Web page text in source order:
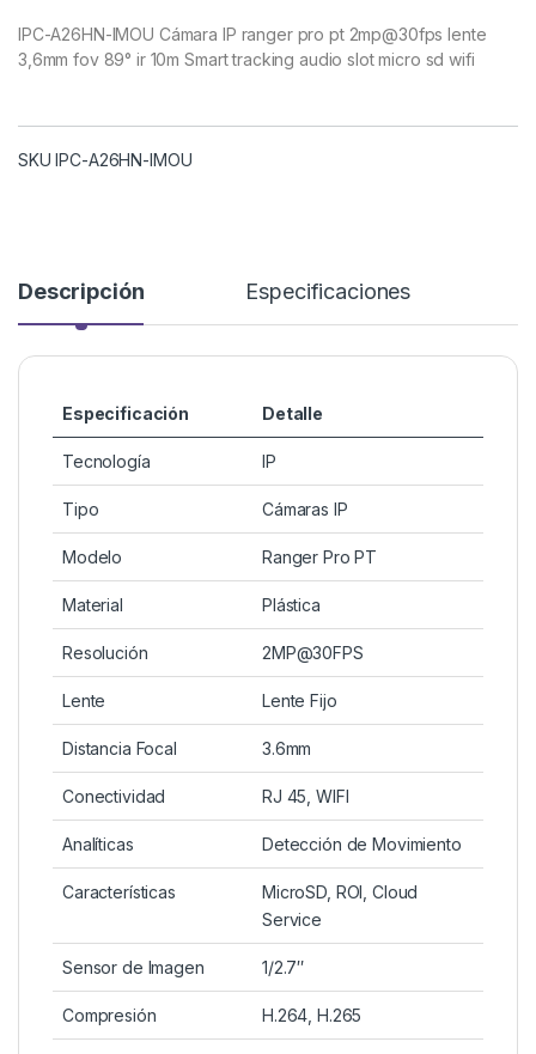
IPC-A26HN-IMOU Cámara IP ranger pro pt 2mp@30fps lente
3,6mm fov 89° ir 10m Smart tracking audio slot micro sd wifi
SKU IPC-A26HN-IMOU
Descripción Especificaciones
Especificación Detalle
Tecnología IP
Tipo Cámaras IP
Modelo Ranger Pro PT
Material Plástica
Resolución 2MP@30FPS
Lente Lente Fijo
Distancia Focal 3.6mm
Conectividad RJ 45, WIFI
Analíticas Detección de Movimiento
Características
MicroSD, ROI, Cloud
Service
Sensor de Imagen 1/2.7″
Compresión H.264, H.265